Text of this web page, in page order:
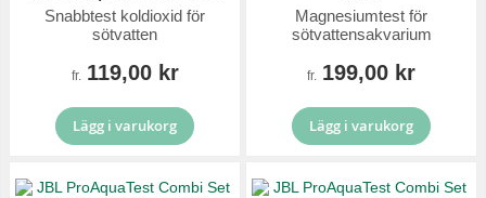
Snabbtest koldioxid för
sötvatten
fr. 119,00 kr
Lägg i varukorg
Magnesiumtest för
sötvattensakvarium
fr. 199,00 kr
Lägg i varukorg